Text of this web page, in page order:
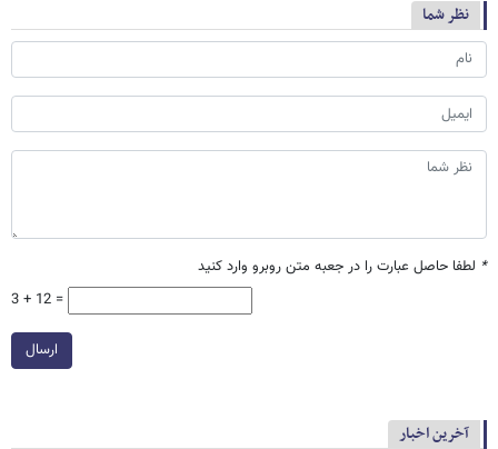
نظر شما
* لطفا حاصل عبارت را در جعبه متن روبرو وارد کنید
3 + 12 =
ارسال
آخرین اخبار